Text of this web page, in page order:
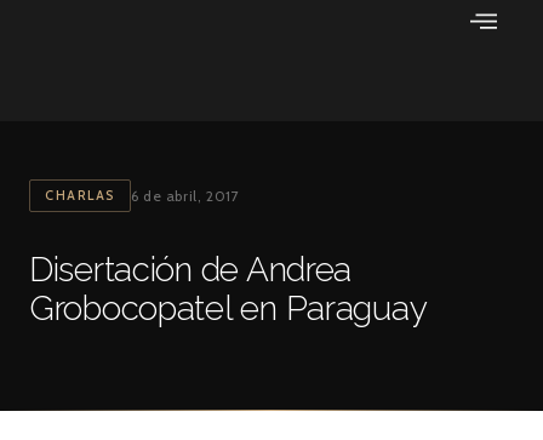
CHARLAS 6 de abril, 2017
Disertación de Andrea
Grobocopatel en Paraguay